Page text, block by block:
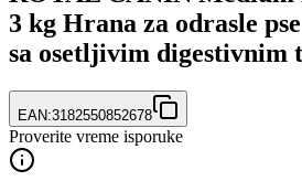
3 kg Hrana za odrasle
sa osetljivim digestivnim
EAN:3182550852678
Proverite vreme isporuke